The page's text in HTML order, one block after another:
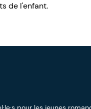
de l'enfant.